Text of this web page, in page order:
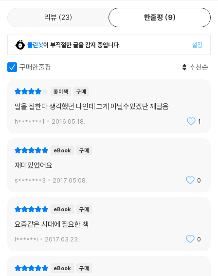
리뷰 23 한줄평 9
클린봇이 부적절한 글을 감지 중입니다. 설정
구매한줄평 추천순
종이책 구매
말을 잘한다 생각했던 나인데 그게 아닐수있겠단 깨달음
h*******1 2016.05.18. 1
eBook 구매
재미있었어요
s*******3 2017.05.08. 0
eBook 구매
요즘같은 시대에 필요한 책
l******i 2017.03.23. 0
eBook 구매